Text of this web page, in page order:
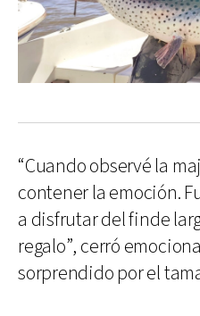
“Cuando observé la
contener la emoción.
a disfrutar del finde
regalo”, cerró
sorprendido por el